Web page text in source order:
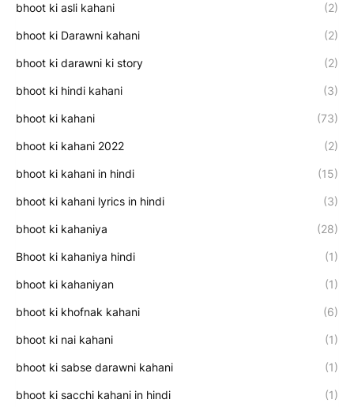
bhoot ki asli kahani (2)
bhoot ki Darawni kahani (2)
bhoot ki darawni ki story (2)
bhoot ki hindi kahani (3)
bhoot ki kahani (73)
bhoot ki kahani 2022 (2)
bhoot ki kahani in hindi (15)
bhoot ki kahani lyrics in hindi (3)
bhoot ki kahaniya (28)
Bhoot ki kahaniya hindi (1)
bhoot ki kahaniyan (1)
bhoot ki khofnak kahani (6)
bhoot ki nai kahani (1)
bhoot ki sabse darawni kahani (1)
bhoot ki sacchi kahani in hindi (1)